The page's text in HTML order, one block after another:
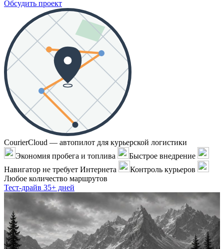
Обсудить проект
CourierCloud — автопилот для курьерской логистики
Экономия пробега и топлива
Быстрое внедрение
Навигатор не требует Интернета
Контроль курьеров
Любое количество маршрутов
Тест-драйв 35+ дней